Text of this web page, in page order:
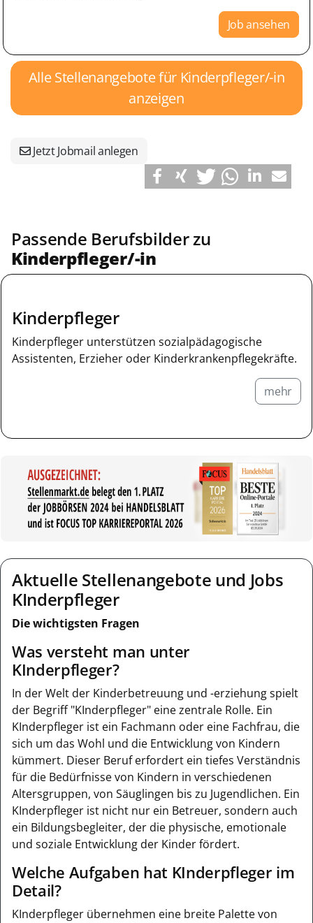
Job ansehen
Alle Stellenangebote für Kinderpfleger/-in
anzeigen
Jetzt Jobmail anlegen
Passende Berufsbilder zu
Kinderpfleger/-in
Kinderpfleger
Kinderpfleger unterstützen sozialpädagogische
Assistenten, Erzieher oder Kinderkrankenpflegekräfte.
mehr
Aktuelle Stellenangebote und Jobs
KInderpfleger
Die wichtigsten Fragen
Was versteht man unter
KInderpfleger?
In der Welt der Kinderbetreuung und -erziehung spielt
der Begriff "KInderpfleger" eine zentrale Rolle. Ein
KInderpfleger ist ein Fachmann oder eine Fachfrau, die
sich um das Wohl und die Entwicklung von Kindern
kümmert. Dieser Beruf erfordert ein tiefes Verständnis
für die Bedürfnisse von Kindern in verschiedenen
Altersgruppen, von Säuglingen bis zu Jugendlichen. Ein
KInderpfleger ist nicht nur ein Betreuer, sondern auch
ein Bildungsbegleiter, der die physische, emotionale
und soziale Entwicklung der Kinder fördert.
Welche Aufgaben hat KInderpfleger im
Detail?
KInderpfleger übernehmen eine breite Palette von